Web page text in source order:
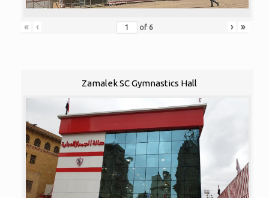
« ‹ of 6 › »
Zamalek SC Gymnastics Hall